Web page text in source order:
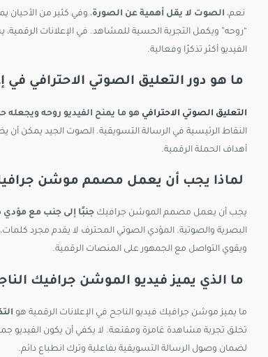
نعم، الصوت لا يقل أهمية عن الصورة، وفي كثير من الأحيان
“روحه” ويكمل التجربة الحسية للمشاهد. في الإعلانات
الفيديو أكثر تذكرًا وفعالية.
ما هو دور التعليق الصوتي الاحترافي
التعليق الصوتي الاحترافي هو ما يمنح الفيديو روحه ويجعله
النقاط الرئيسية في الرسالة التسويقية. الصوت الجيد يمكن أن
أهداف الحملة الرقمية.
لماذا يجب أن يعمل مصمم موشن
يجب أن يعمل مصمم الموشن جرافيك جنبًا إلى جنب مع
البصرية والصوتية. المؤدي الصوتي المحترف لا يقدم مجرد كلمات،
ويقوي التواصل مع الجمهور على المنصات الرقمية.
ما الذي يميز فيديو الموشن جرافيك
ما يميز موشن جرافيك فيديو الناجح في الإعلانات الرقمية هو
تخلق تجربة مشاهدة غامرة ومقنعة. لا يكفي أن يكون الفيديو
لضمان وصول الرسالة التسويقية بفاعلية وترك انطباع دائم.